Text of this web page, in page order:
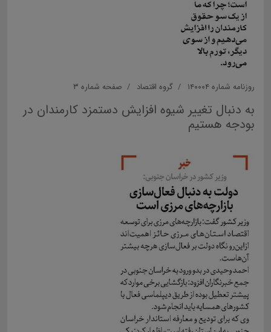
روزنامه شماره ۱۴۰۰۰۴ گروه اقتصاد صفحه شماره ۳
به دنبال تغییر شیوه افزایش دستمزد کارمندان در
بودجه هستیم